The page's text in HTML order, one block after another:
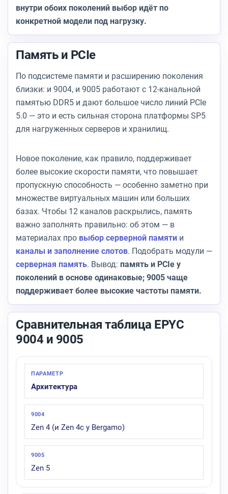
внутри обоих поколений выбор идёт по
конкретной модели под нагрузку.
Память и PCIe
По подсистеме памяти и расширению поколения
близки: и 9004, и 9005 работают с 12-канальной
памятью DDR5 и дают большое число линий PCIe
5.0 — это и есть сильная сторона платформы SP5
для нагруженных серверов и хранилищ.
Новое поколение, как правило, поддерживает
более высокие скорости памяти, что повышает
пропускную способность — особенно заметно при
множестве виртуальных машин или больших
базах. Чтобы 12 каналов раскрылись, память
важно заполнять правильно: об этом — в
материалах про выбор серверной памяти и
каналы и заполнение слотов. Подобрать модули —
серверная память. Вывод: память и PCIe у
поколений в основе одинаковые; 9005 чаще
поддерживает более высокие частоты памяти.
Сравнительная таблица EPYC
9004 и 9005
Архитектура
Zen 4 (и Zen 4c у Bergamo)
Zen 5